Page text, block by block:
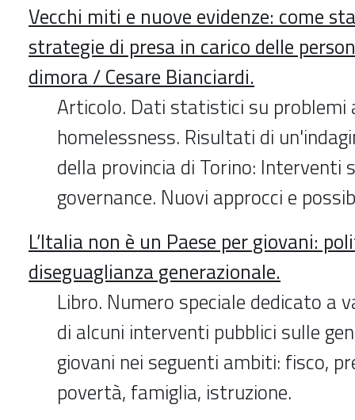
Vecchi miti e nuove evidenze: come
strategie di presa in carico delle
dimora / Cesare Bianciardi.
Articolo. Dati statistici su problemi
homelessness. Risultati di
della provincia di Torino: Interventi
governance. Nuovi approcci e
L’Italia non è un Paese per giovani:
diseguaglianza generazionale.
Libro. Numero speciale dedicato a
di alcuni interventi pubblici sulle
giovani nei seguenti ambiti: fisco,
povertà, famiglia, istruzione.